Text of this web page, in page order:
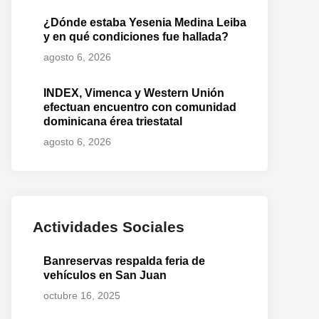
¿Dónde estaba Yesenia Medina Leiba
y en qué condiciones fue hallada?
agosto 6, 2026
INDEX, Vimenca y Western Unión
efectuan encuentro con comunidad
dominicana érea triestatal
agosto 6, 2026
Actividades Sociales
Banreservas respalda feria de
vehículos en San Juan
octubre 16, 2025